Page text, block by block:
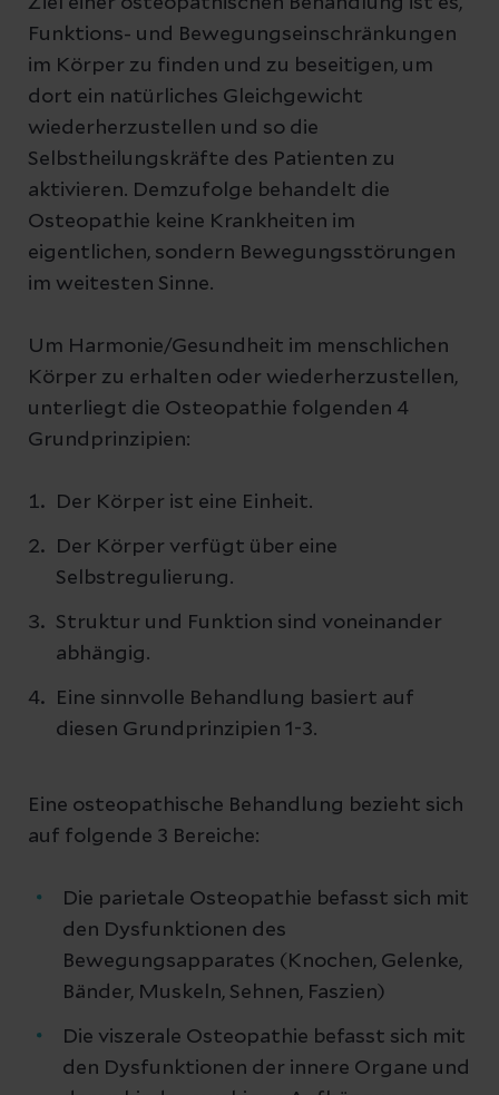
Funktions- und Bewegungseinschränkungen
im Körper zu finden und zu beseitigen, um
dort ein natürliches Gleichgewicht
wiederherzustellen und so die
Selbstheilungskräfte des Patienten zu
aktivieren. Demzufolge behandelt die
Osteopathie keine Krankheiten im
eigentlichen, sondern Bewegungsstörungen
im weitesten Sinne.
Um Harmonie/Gesundheit im menschlichen
Körper zu erhalten oder wiederherzustellen,
unterliegt die Osteopathie folgenden 4
Grundprinzipien:
Der Körper ist eine Einheit.
Der Körper verfügt über eine
Selbstregulierung.
Struktur und Funktion sind voneinander
abhängig.
Eine sinnvolle Behandlung basiert auf
diesen Grundprinzipien 1-3.
Eine osteopathische Behandlung bezieht sich
auf folgende 3 Bereiche:
Die parietale Osteopathie befasst sich mit
den Dysfunktionen des
Bewegungsapparates (Knochen, Gelenke,
Bänder, Muskeln, Sehnen, Faszien)
Die viszerale Osteopathie befasst sich mit
den Dysfunktionen der innere Organe und